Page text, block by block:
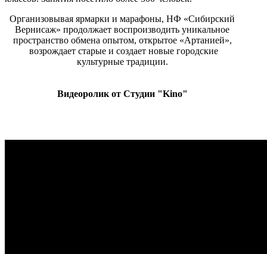
Организовывая ярмарки и марафоны, НФ «Сибирский
Вернисаж» продолжает воспроизводить уникальное
пространство обмена опытом, открытое «Артанией»,
возрождает старые и создает новые городские
культурные традиции.
Видеоролик от Студии "Kino"